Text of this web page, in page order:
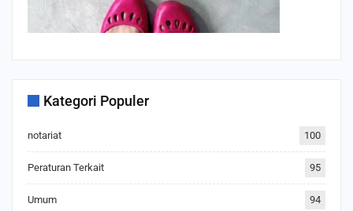
Kategori Populer
notariat 100
Peraturan Terkait 95
Umum 94